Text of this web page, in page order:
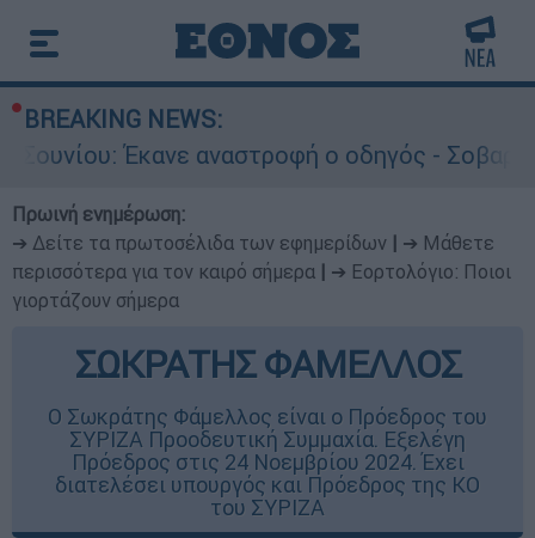
BREAKING NEWS:
αναστροφή ο οδηγός - Σοβαρά
Πρωινή ενημέρωση:
➔ Δείτε τα πρωτοσέλιδα των εφημερίδων
➔ Μάθετε
περισσότερα για τον καιρό σήμερα
➔ Εορτολόγιο: Ποιοι
γιορτάζουν σήμερα
ΣΩΚΡΑΤΗΣ ΦΑΜΕΛΛΟΣ
Ο Σωκράτης Φάμελλος είναι ο Πρόεδρος του
ΣΥΡΙΖΑ Προοδευτική Συμμαχία. Εξελέγη
Πρόεδρος στις 24 Νοεμβρίου 2024. Έχει
διατελέσει υπουργός και Πρόεδρος της ΚΟ
του ΣΥΡΙΖΑ